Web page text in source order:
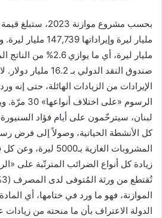
ا
إ
ل
ك
و
ا
مليار ليرة، أي ما
صندوق النقد الدولي بـ
الرسوم «على
لبنان، سيترحّمون على أيام فؤاد
كل الأنشطة الحياتية، وصولاً إلى فرض
المشروبات الغازية
زيادة كل أنواع الضرائب المترتّبة على
الدولة الاعتراف بأن ما منحته من